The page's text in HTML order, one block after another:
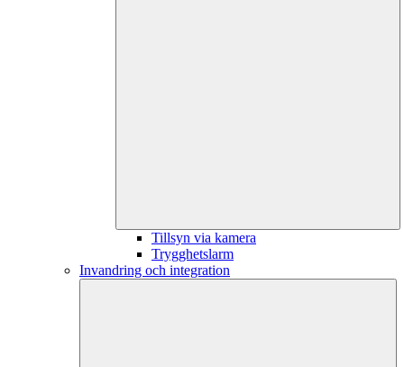
Tillsyn via kamera
Trygghetslarm
Invandring och integration